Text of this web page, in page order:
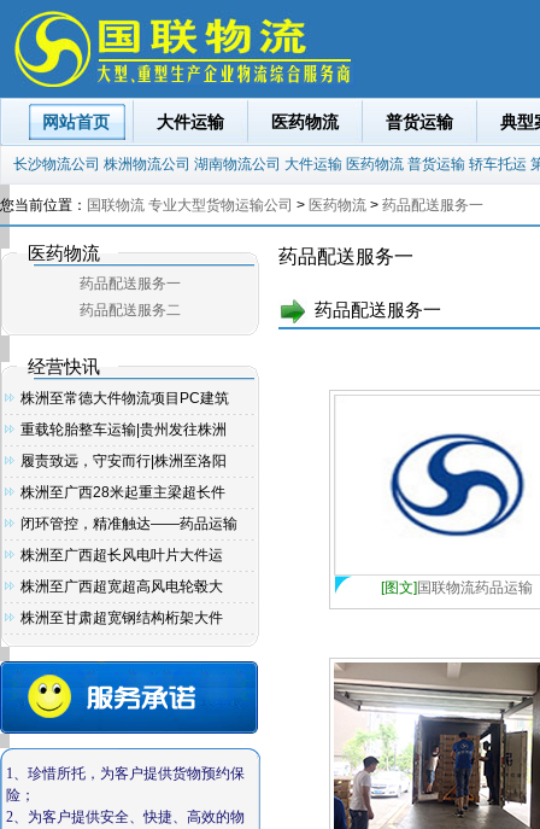
网站首页 大件运输 医药物流 普货运输 典型
长沙物流公司 株洲物流公司 湖南物流公司 大件运输 医药物流 普货运输 轿车托运
您当前位置： 国联物流 专业大型货物运输公司 > 医药物流 > 药品配送服务一
医药物流
药品配送服务一
药品配送服务二
经营快讯
株洲至常德大件物流项目PC建筑
重载轮胎整车运输|贵州发往株洲
履责致远，守安而行|株洲至洛阳
株洲至广西28米起重主梁超长件
闭环管控，精准触达——药品运输
株洲至广西超长风电叶片大件运
株洲至广西超宽超高风电轮毂大
株洲至甘肃超宽钢结构桁架大件
1、珍惜所托，为客户提供货物预约保
险；
2、为客户提供安全、快捷、高效的物
药品配送服务一
药品配送服务一
[图文] 国联物流药品运输